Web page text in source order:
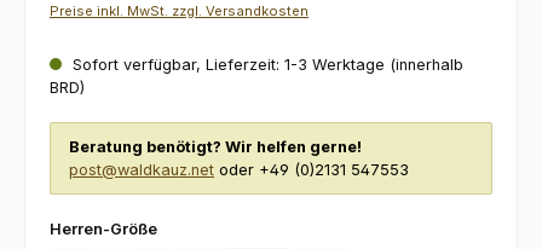
Preise inkl. MwSt. zzgl. Versandkosten
Sofort verfügbar, Lieferzeit: 1-3 Werktage (innerhalb
BRD)
Beratung benötigt? Wir helfen gerne!
post@waldkauz.net oder +49 (0)2131 547553
Herren-Größeauswählen